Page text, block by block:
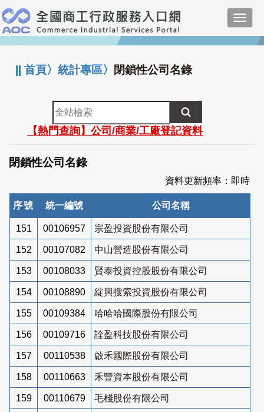
跳
到
主
要
:::
||首頁〉統計專區〉 閉鎖性公司名錄
全
站
檢
索
【熱門查詢】公司/商業/工廠登記資料
閉鎖性公司名錄
資料更新頻率：即時
序號 統一編號 公司名稱
151 00106957 宗盈投資股份有限公司
152 00107082 中山營造股份有限公司
153 00108033 賢泰投資控股股份有限公司
154 00108890 綻興搜索投資股份有限公司
155 00109384 哈哈哈國際股份有限公司
156 00109716 詮盈科技股份有限公司
157 00110538 啟禾國際股份有限公司
158 00110663 禾豐資本股份有限公司
159 00110679 毛棧股份有限公司